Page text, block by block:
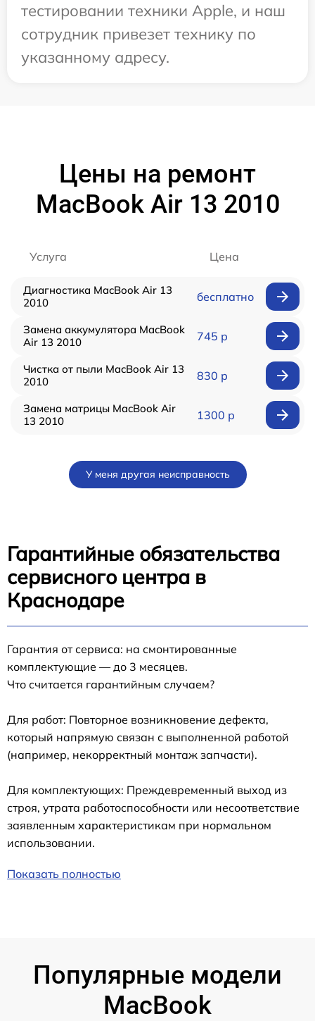
тестировании техники Apple, и наш
сотрудник привезет технику по
указанному адресу.
Цены на ремонт
MacBook Air 13 2010
Услуга Цена
Диагностика MacBook Air 13
2010
бесплатно
Замена аккумулятора MacBook
Air 13 2010
745 р
Чистка от пыли MacBook Air 13
2010
830 р
Замена матрицы MacBook Air
13 2010
1300 р
У меня другая неисправность
Гарантийные обязательства
сервисного центра в
Краснодаре
Гарантия от сервиса: на смонтированные
комплектующие — до 3 месяцев.
Что считается гарантийным случаем?
Для работ: Повторное возникновение дефекта,
который напрямую связан с выполненной работой
(например, некорректный монтаж запчасти).
Для комплектующих: Преждевременный выход из
строя, утрата работоспособности или несоответствие
заявленным характеристикам при нормальном
использовании.
Показать полностью
Популярные модели
MacBook